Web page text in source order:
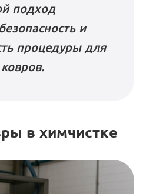
подход
и
процедуры для
в химчистке